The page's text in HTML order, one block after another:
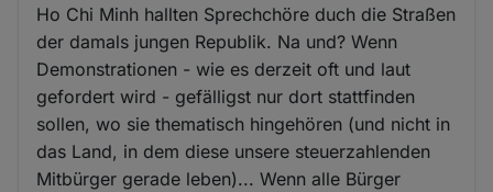
Ho Chi Minh hallten Sprechchöre duch die Straßen
der damals jungen Republik. Na und? Wenn
Demonstrationen - wie es derzeit oft und laut
gefordert wird - gefälligst nur dort stattfinden
sollen, wo sie thematisch hingehören (und nicht in
das Land, in dem diese unsere steuerzahlenden
Mitbürger gerade leben)... Wenn alle Bürger